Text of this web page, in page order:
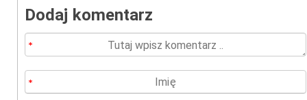
Dodaj komentarz